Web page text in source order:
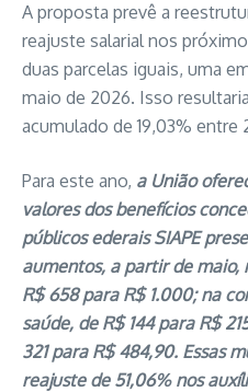
A proposta prevê a
reajuste salarial nos
duas parcelas iguais, uma
maio de 2026. Isso
acumulado de 19,03% entre
Para este ano, a União
valores dos benefícios
públicos ederais SIAPE
aumentos, a partir de maio,
R$ 658 para R$ 1.000; na
saúde, de R$ 144 para R$
321 para R$ 484,90. Essas
reajuste de 51,06% nos